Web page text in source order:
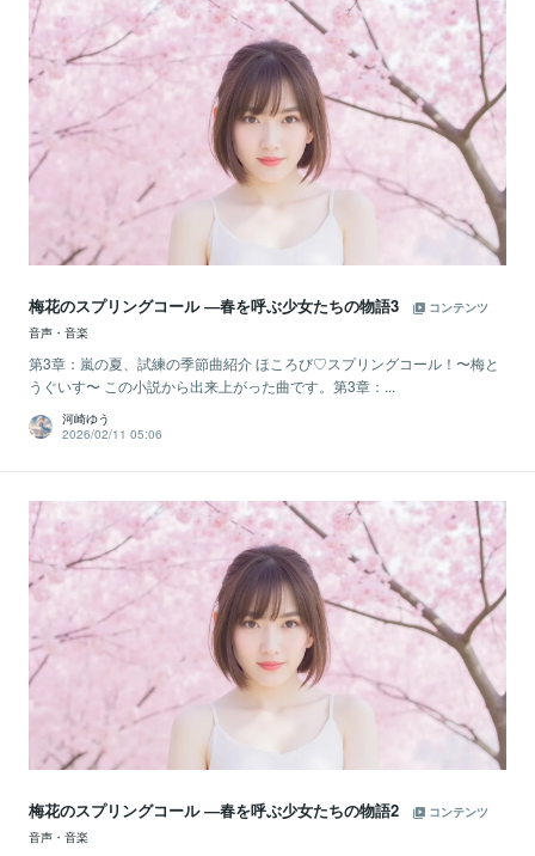
梅花のスプリングコール ―春を呼ぶ少女たちの物語3
コンテンツ
音声・音楽
第3章：嵐の夏、試練の季節曲紹介 ほころび♡スプリングコール！〜梅と
うぐいす〜 この小説から出来上がった曲です。第3章：...
河崎ゆう
2026/02/11 05:06
梅花のスプリングコール ―春を呼ぶ少女たちの物語2
コンテンツ
音声・音楽